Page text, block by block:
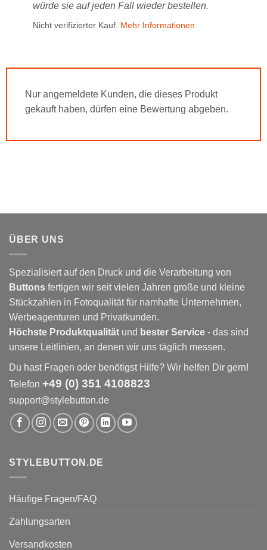
würde sie auf jeden Fall wieder bestellen.
Nicht verifizierter Kauf. Mehr Informationen
Nur angemeldete Kunden, die dieses Produkt
gekauft haben, dürfen eine Bewertung abgeben.
ÜBER UNS
Spezialisiert auf den Druck und die Verarbeitung von
Buttons fertigen wir seit vielen Jahren große und kleine
Stückzahlen in Fotoqualität für namhafte Unternehmen,
Werbeagenturen und Privatkunden.
Höchste Produktqualität und bester Service - das sind
unsere Leitlinien, an denen wir uns täglich messen.
Du hast Fragen oder benötigst Hilfe? Wir helfen Dir gern!
Telefon +49 (0) 351 4108823
support@stylebutton.de
STYLEBUTTON.DE
Häufige Fragen/FAQ
Zahlungsarten
Versandkosten